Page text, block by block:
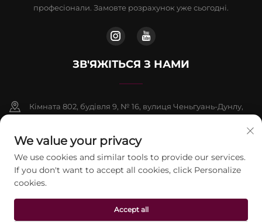
професіонали. Замовте розрахунок уже сьогодні.
ЗВ'ЯЖІТЬСЯ З НАМИ
Кімната 802, будівля 9, № 16, вулиця Ченьгуань-Дунлу,
+86-13911459627
[email protected]
Авторське право © 2026 Пекінська компанія Jontelaser
Technology CO., LTD. Усі права захищені.
We value your privacy
We use cookies and similar tools to provide our services.
If you don't want to accept all cookies, click Personalize
cookies.
Accept all